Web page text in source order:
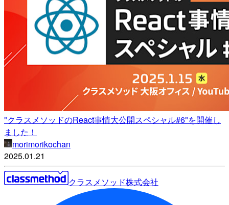
"クラスメソッドのReact事情大公開スペシャル#6"を開催し
ました！
morimorikochan
2025.01.21
クラスメソッド株式会社